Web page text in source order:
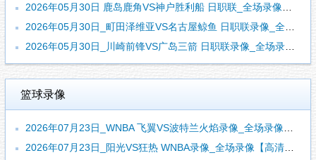
2026年05月30日 鹿岛鹿角VS神户胜利船 日职联_全场录像【视频集锦】
2026年05月30日_町田泽维亚VS名古屋鲸鱼 日职联录像_全场录像【全场回放】
2026年05月30日_川崎前锋VS广岛三箭 日职联录像_全场录像【高清回放】
篮球录像
2026年07月23日_WNBA 飞翼VS波特兰火焰录像_全场录像【高清回放】
2026年07月23日_阳光VS狂热 WNBA录像_全场录像【高清回放】